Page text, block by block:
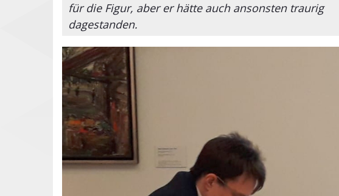
für die Figur, aber er hätte auch ansonsten traurig
dagestanden.